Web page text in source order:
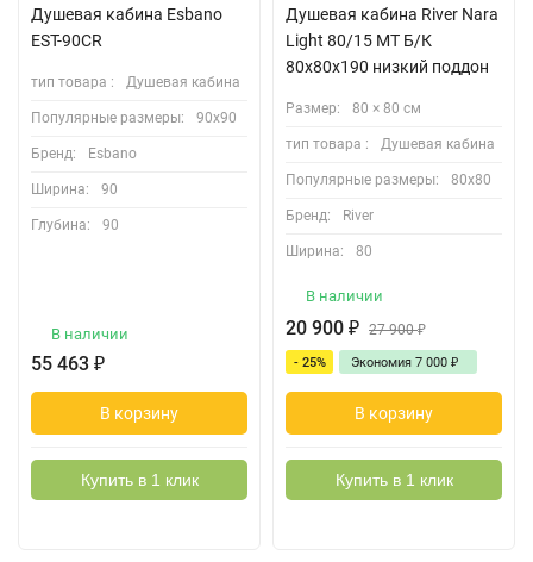
Душевая кабина Esbano
EST-90CR
тип товара : Душевая кабина
Популярные размеры: 90х90
Бренд: Esbano
Ширина: 90
Глубина: 90
В наличии
55 463 ₽
В корзину
Купить в 1 клик
Душевая кабина River Nara
Light 80/15 МТ Б/К
80х80х190 низкий поддон
Размер: 80 × 80 см
тип товара : Душевая кабина
Популярные размеры: 80х80
Бренд: River
Ширина: 80
В наличии
20 900 ₽ 27 900₽
- 25% Экономия 7 000 ₽
В корзину
Купить в 1 клик